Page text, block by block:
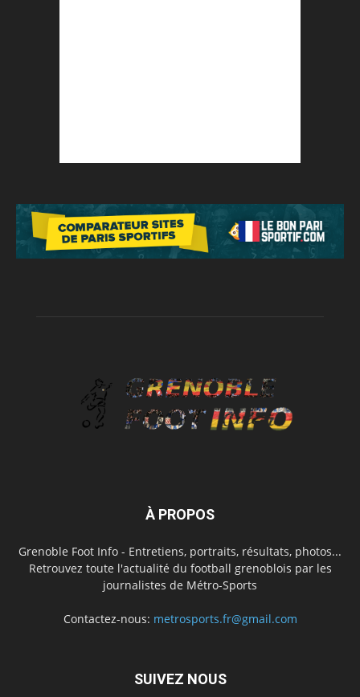
À PROPOS
Grenoble Foot Info - Entretiens, portraits, résultats, photos...
Retrouvez toute l'actualité du football grenoblois par les
journalistes de Métro-Sports
Contactez-nous: metrosports.fr@gmail.com
SUIVEZ NOUS